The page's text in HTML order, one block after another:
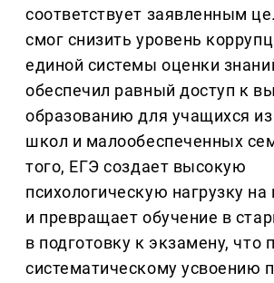
соответствует заявленным
смог снизить уровень
единой системы оценки
обеспечил равный доступ к
образованию для учащихся из
школ и малообеспеченных
того, ЕГЭ создает высокую
психологическую нагрузку
и превращает обучение в
в подготовку к экзамену, что
систематическому усвоению